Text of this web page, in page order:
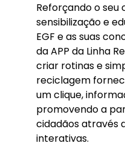
Reforçando o
sensibilização e
EGF e as suas
da APP da Linha
criar rotinas e
reciclagem
um clique,
promovendo a
cidadãos através
interativas.